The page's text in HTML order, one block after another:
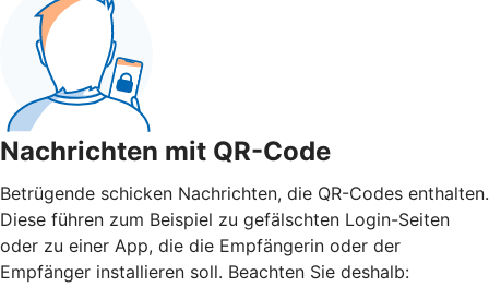
Nachrichten mit QR-Code
Betrügende schicken Nachrichten, die QR-Codes enthalten.
Diese führen zum Beispiel zu gefälschten Login-Seiten
oder zu einer App, die die Empfängerin oder der
Empfänger installieren soll. Beachten Sie deshalb: